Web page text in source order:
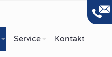
Service Kontakt